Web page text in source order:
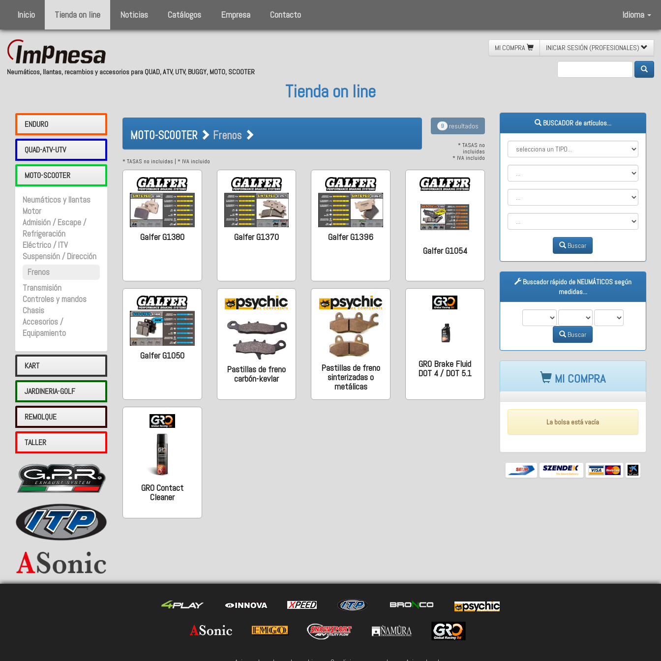
Inicio Tienda on line Noticias Catálogos Empresa Contacto Idioma
Neumáticos, llantas, recambios y accesorios para QUAD, ATV, UTV, BUGGY, MOTO, SCOOTER
MI COMPRA INICIAR SESIÓN (PROFESIONALES)
Tienda on line
ENDURO
QUAD-ATV-UTV
MOTO-SCOOTER
Neumáticos y llantas
Motor
Admisión / Escape /
Refrigeración
Eléctrico / ITV
Suspensión / Dirección
Frenos
Transmisión
Controles y mandos
Chasis
Accesorios /
Equipamiento
KART
JARDINERIA-GOLF
REMOLQUE
TALLER
MOTO-SCOOTER Frenos
MOTO-SCOOTER Frenos
9 resultados
* TASAS no
incluidas
* IVA incluido
* TASAS no incluidas | * IVA incluido
Galfer G1380 Galfer G1370
Galfer G1396
Galfer G1054
Galfer G1050
Pastillas de freno
carbón-kevlar
Pastillas de freno
sinterizadas o
metálicas
GRO Brake Fluid
DOT 4 / DOT 5.1
GRO Contact
Cleaner
BUSCADOR de artículos...
Buscar
Buscador rápido de NEUMÁTICOS según
medidas...
M1 M2 M3
Buscar
MI COMPRA
La bolsa está vacía